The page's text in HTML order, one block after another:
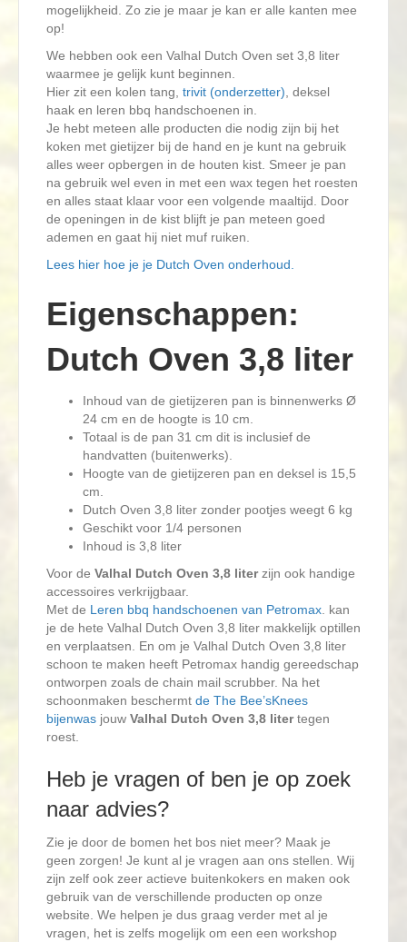
mogelijkheid. Zo zie je maar je kan er alle kanten mee
op!
We hebben ook een Valhal Dutch Oven set 3,8 liter
waarmee je gelijk kunt beginnen.
Hier zit een kolen tang, trivit (onderzetter), deksel
haak en leren bbq handschoenen in.
Je hebt meteen alle producten die nodig zijn bij het
koken met gietijzer bij de hand en je kunt na gebruik
alles weer opbergen in de houten kist. Smeer je pan
na gebruik wel even in met een wax tegen het roesten
en alles staat klaar voor een volgende maaltijd. Door
de openingen in de kist blijft je pan meteen goed
ademen en gaat hij niet muf ruiken.
Lees hier hoe je je Dutch Oven onderhoud.
Eigenschappen:
Dutch Oven 3,8 liter
Inhoud van de gietijzeren pan is binnenwerks Ø
24 cm en de hoogte is 10 cm.
Totaal is de pan 31 cm dit is inclusief de
handvatten (buitenwerks).
Hoogte van de gietijzeren pan en deksel is 15,5
cm.
Dutch Oven 3,8 liter zonder pootjes weegt 6 kg
Geschikt voor 1/4 personen
Inhoud is 3,8 liter
Voor de Valhal Dutch Oven 3,8 literzijn ook handige
accessoires verkrijgbaar.
Met de Leren bbq handschoenen van Petromax. kan
je de hete Valhal Dutch Oven 3,8 liter makkelijk optillen
en verplaatsen. En om je Valhal Dutch Oven 3,8 liter
schoon te maken heeft Petromax handig gereedschap
ontworpen zoals de chain mail scrubber. Na het
schoonmaken beschermt de The Bee’sKnees
bijenwas jouw Valhal Dutch Oven 3,8 litertegen
roest.
Heb je vragen of ben je op zoek
naar advies?
Zie je door de bomen het bos niet meer? Maak je
geen zorgen! Je kunt al je vragen aan ons stellen. Wij
zijn zelf ook zeer actieve buitenkokers en maken ook
gebruik van de verschillende producten op onze
website. We helpen je dus graag verder met al je
vragen, het is zelfs mogelijk om een een workshop